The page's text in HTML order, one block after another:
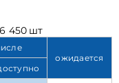
450 шт
ожидается